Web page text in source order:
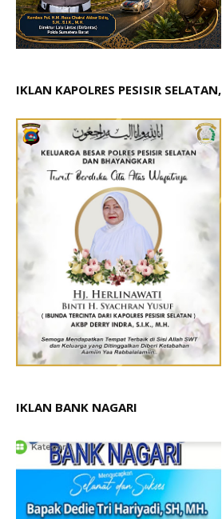
IKLAN KAPOLRES PESISIR SELATAN,
IKLAN BANK NAGARI